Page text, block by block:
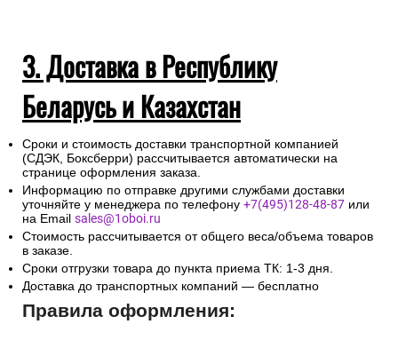
3. Доставка в Республику
Беларусь и Казахстан
Сроки и стоимость доставки транспортной компанией
(СДЭК, Боксберри) рассчитывается автоматически на
странице оформления заказа.
Информацию по отправке другими службами доставки
уточняйте у менеджера по телефону +7(495)128-48-87 или
на Email sales@1oboi.ru
Стоимость рассчитывается от общего веса/объема товаров
в заказе.
Сроки отгрузки товара до пункта приема ТК: 1-3 дня.
Доставка до транспортных компаний — бесплатно
Правила оформления: